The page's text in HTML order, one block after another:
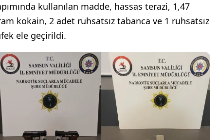
kullanılan madde, hassas terazi, 1,47
kokain, 2 adet ruhsatsız tabanca ve 1 ruhsatsız
ele geçirildi.